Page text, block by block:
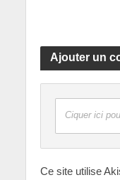
Ajouter un
Ciquer ici
Ce site utilise